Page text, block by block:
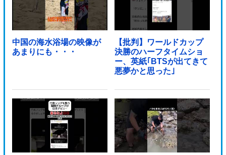
中国の海水浴場の映像が
あまりにも・・・
【批判】ワールドカップ
決勝のハーフタイムショ
ー、英紙｢BTSが出てきて
悪夢かと思った｣